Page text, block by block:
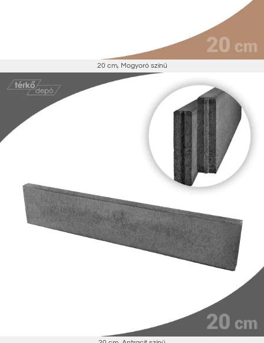
20 cm, Mogyoró színű